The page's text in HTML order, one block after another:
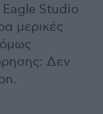
Studio
μερικές
Δεν